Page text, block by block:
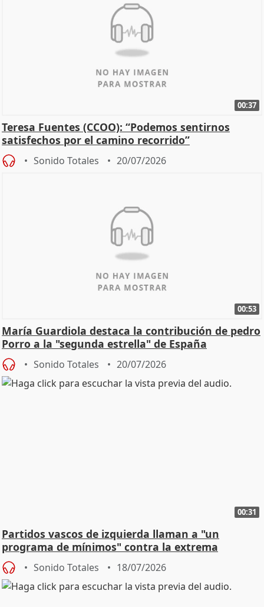
00:37
Teresa Fuentes (CCOO): “Podemos sentirnos
satisfechos por el camino recorrido”
Sonido Totales 20/07/2026
00:53
María Guardiola destaca la contribución de pedro
Porro a la "segunda estrella" de España
Sonido Totales 20/07/2026
00:31
Partidos vascos de izquierda llaman a "un
programa de mínimos" contra la extrema
derecha
Sonido Totales 18/07/2026